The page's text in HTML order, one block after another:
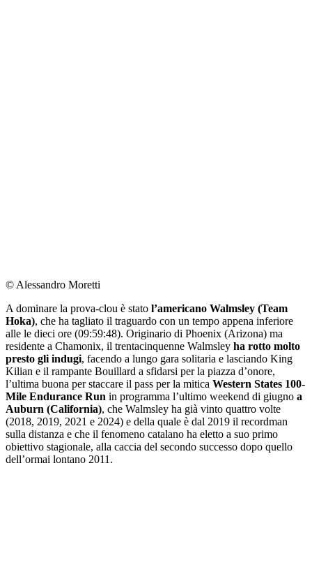
© Alessandro Moretti
A dominare la prova-clou è stato l’americano Walmsley (Team
Hoka), che ha tagliato il traguardo con un tempo appena inferiore
alle le dieci ore (09:59:48). Originario di Phoenix (Arizona) ma
residente a Chamonix, il trentacinquenne Walmsley ha rotto molto
presto gli indugi, facendo a lungo gara solitaria e lasciando King
Kilian e il rampante Bouillard a sfidarsi per la piazza d’onore,
l’ultima buona per staccare il pass per la mitica Western States 100-
Mile Endurance Run in programma l’ultimo weekend di giugno a
Auburn (California), che Walmsley ha già vinto quattro volte
(2018, 2019, 2021 e 2024) e della quale è dal 2019 il recordman
sulla distanza e che il fenomeno catalano ha eletto a suo primo
obiettivo stagionale, alla caccia del secondo successo dopo quello
dell’ormai lontano 2011.